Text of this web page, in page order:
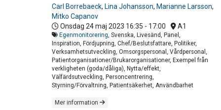
Carl Borrebaeck, Lina Johansson, Marianne Larsson,
Mitko Capanov
Onsdag 24 maj 2023 16:35 - 17:00 A1
Egenmonitorering , Svenska, Livesänd, Panel,
Inspiration, Fördjupning, Chef/Beslutsfattare, Politiker,
Verksamhetsutveckling, Omsorgspersonal, Vårdpersonal,
Patientorganisationer/Brukarorganisationer, Exempel från
verkligheten (goda/dåliga), Nytta/effekt,
Välfärdsutveckling, Personcentrering,
Styrning/Förvaltning, Patientsäkerhet, Användbarhet
Mer information